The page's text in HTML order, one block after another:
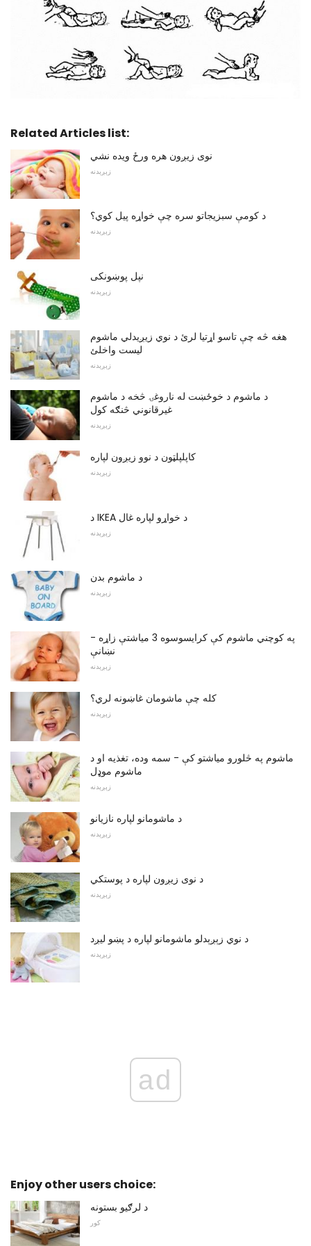
Related Articles list:
نوی زیږون هره ورځ ویده نشي
زېږېدنه
د کومې سبزيجاتو سره چې خواړه پيل کوي؟
زېږېدنه
نپل پوښونکی
زېږېدنه
هغه څه چې تاسو اړتیا لرئ د نوي زیږیدلي ماشوم
لیست واخلئ
زېږېدنه
د ماشوم د خوځښت له ناروغۍ څخه د ماشوم
غیرقانوني څنګه کول
زېږېدنه
کاپلپلټون د نوو زیږون لپاره
زېږېدنه
د IKEA د خواړو لپاره غال
زېږېدنه
د ماشوم بدن
زېږېدنه
په کوچني ماشوم کې کرایسوسوه 3 میاشتې زاړه -
نښانې
زېږېدنه
کله چې ماشومان غاښونه لري؟
زېږېدنه
ماشوم په څلورو میاشتو کې - سمه وده، تغذیه او د
ماشوم موډل
زېږېدنه
د ماشومانو لپاره نازیانو
زېږېدنه
د نوی زیږون لپاره د پوستکي
زېږېدنه
د نوي زېږېدلو ماشومانو لپاره د پښو لیږد
زېږېدنه
ad
Enjoy other users choice:
د لرګیو بستونه
کور